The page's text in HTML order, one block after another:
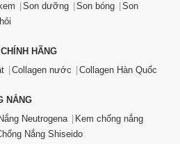
Son dưỡng Son bóng
Son
HÃNG
Collagen nước Collagen Hàn Quốc
NẮNG
Neutrogena
Kem chống nắng
Nắng Shiseido